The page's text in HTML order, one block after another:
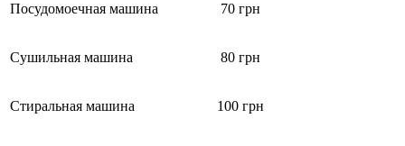
Посудомоечная машина 70 грн
Сушильная машина 80 грн
Стиральная машина 100 грн